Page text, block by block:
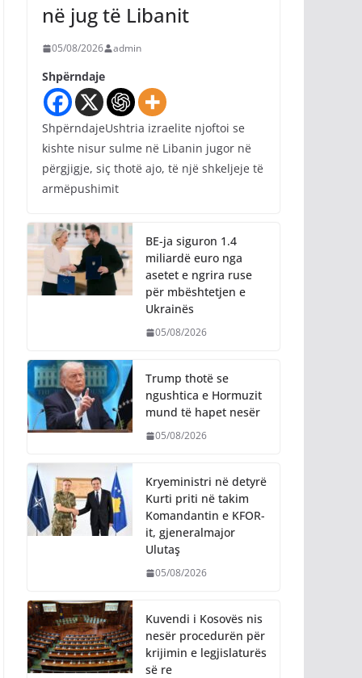
në jug të Libanit
05/08/2026 admin
Shpërndaje
ShpërndajeUshtria izraelite njoftoi se
kishte nisur sulme në Libanin jugor në
përgjigje, siç thotë ajo, të një shkeljeje të
armëpushimit
BE-ja siguron 1.4
miliardë euro nga
asetet e ngrira ruse
për mbështetjen e
Ukrainës
05/08/2026
Trump thotë se
ngushtica e Hormuzit
mund të hapet nesër
05/08/2026
Kryeministri në detyrë
Kurti priti në takim
Komandantin e KFOR-
it, gjeneralmajor
Ulutaş
05/08/2026
Kuvendi i Kosovës nis
nesër procedurën për
krijimin e legjislaturës
së re